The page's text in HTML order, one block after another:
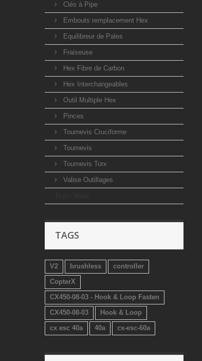
Clés à Pipe
Embouts remplacement Hex
Equilibreur de Pales
Fraiseuse
Hex Fibre de Carbon
Hex Interchangeables
Outil Multiple Hex
Pinces
Tournevis Cruciforme
Tournevis
Tournevis Torx
Valise Outillages
TAGS
V2 brushless
controller
CopterX
CX450-08-03 - Hook & Loop Fasten
CX450-08-03
Hook & Loop
cx esc 40a
40a cx-esc-60a